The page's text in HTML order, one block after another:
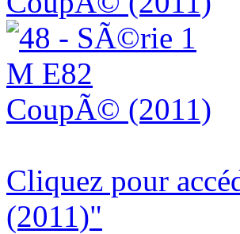
Cliquez pour
(2011)"